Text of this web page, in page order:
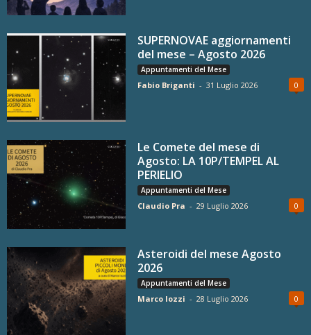
SUPERNOVAE aggiornamenti
del mese – Agosto 2026
Appuntamenti del Mese
Fabio Briganti - 31 Luglio 2026 0
Le Comete del mese di
Agosto: LA 10P/TEMPEL AL
PERIELIO
Appuntamenti del Mese
Claudio Pra - 29 Luglio 2026 0
Asteroidi del mese Agosto
2026
Appuntamenti del Mese
Marco Iozzi - 28 Luglio 2026 0